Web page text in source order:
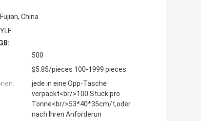
Fujian, China
YLF
500
$5.85/pieces 100-1999 pieces
jede in eine Opp-Tasche
verpackt<br/>100 Stück pro
Tonne<br/>53*40*35cm/t,oder
nach Ihren Anforderun